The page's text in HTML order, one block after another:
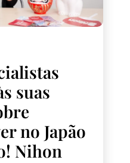
suas
no Japão
Nihon